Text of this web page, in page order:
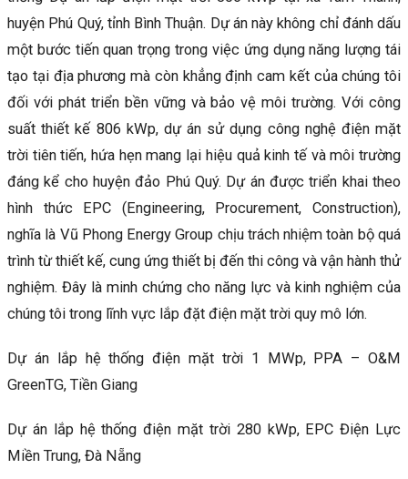
huyện Phú Quý, tỉnh Bình Thuận. Dự án này không chỉ đánh dấu
một bước tiến quan trọng trong việc ứng dụng năng lượng tái
tạo tại địa phương mà còn khẳng định cam kết của chúng tôi
đối với phát triển bền vững và bảo vệ môi trường. Với công
suất thiết kế 806 kWp, dự án sử dụng công nghệ điện mặt
trời tiên tiến, hứa hẹn mang lại hiệu quả kinh tế và môi trường
đáng kể cho huyện đảo Phú Quý. Dự án được triển khai theo
hình thức EPC (Engineering, Procurement, Construction),
nghĩa là Vũ Phong Energy Group chịu trách nhiệm toàn bộ quá
trình từ thiết kế, cung ứng thiết bị đến thi công và vận hành thử
nghiệm. Đây là minh chứng cho năng lực và kinh nghiệm của
chúng tôi trong lĩnh vực lắp đặt điện mặt trời quy mô lớn.
Dự án lắp hệ thống điện mặt trời 1 MWp, PPA – O&M
GreenTG, Tiền Giang
Dự án lắp hệ thống điện mặt trời 280 kWp, EPC Điện Lực
Miền Trung, Đà Nẵng